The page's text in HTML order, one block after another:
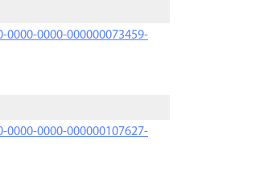
0000-000000073459-
0000-000000107627-